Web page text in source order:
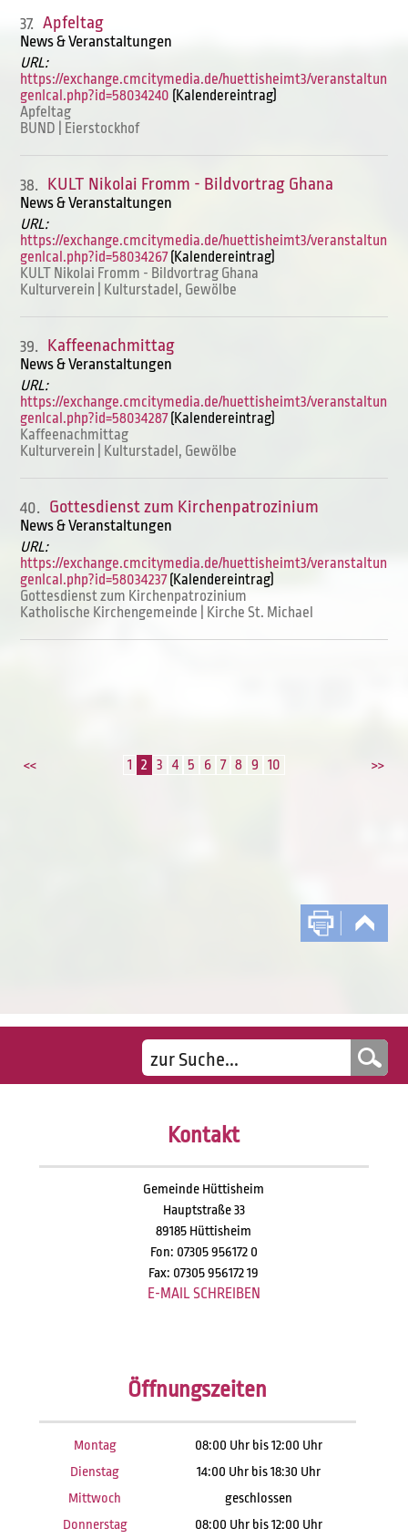
37. Apfeltag
News & Veranstaltungen
URL:
https://exchange.cmcitymedia.de/huettisheimt3/veranstaltun
genIcal.php?id=58034240 (Kalendereintrag)
Apfeltag
BUND | Eierstockhof
38. KULT Nikolai Fromm - Bildvortrag Ghana
News & Veranstaltungen
URL:
https://exchange.cmcitymedia.de/huettisheimt3/veranstaltun
genIcal.php?id=58034267(Kalendereintrag)
KULT Nikolai Fromm - Bildvortrag Ghana
Kulturverein | Kulturstadel, Gewölbe
39. Kaffeenachmittag
News & Veranstaltungen
URL:
https://exchange.cmcitymedia.de/huettisheimt3/veranstaltun
genIcal.php?id=58034287(Kalendereintrag)
Kaffeenachmittag
Kulturverein | Kulturstadel, Gewölbe
40. Gottesdienst zum Kirchenpatrozinium
News & Veranstaltungen
URL:
https://exchange.cmcitymedia.de/huettisheimt3/veranstaltun
genIcal.php?id=58034237(Kalendereintrag)
Gottesdienst zum Kirchenpatrozinium
Katholische Kirchengemeinde | Kirche St. Michael
1 2 3 4 5 6 7 8 9 10
Kontakt
Gemeinde Hüttisheim
Hauptstraße 33
89185 Hüttisheim
Fon: 07305 956172 0
Fax: 07305 956172 19
E-MAIL SCHREIBEN
Öffnungszeiten
Montag
08:00 Uhr bis 12:00 Uhr
Dienstag
14:00 Uhr bis 18:30 Uhr
Mittwoch
geschlossen
Donnerstag
08:00 Uhr bis 12:00 Uhr